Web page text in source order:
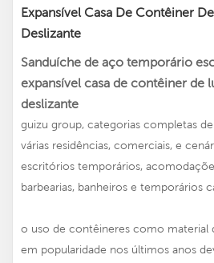
Expansível Casa De Contêiner
Deslizante
Sanduíche de aço temporário
expansível casa de contêiner de
deslizante
guizu group, categorias completas
várias residências, comerciais, e
escritórios temporários,
barbearias, banheiros e temporários
o uso de contêineres como material
em popularidade nos últimos anos